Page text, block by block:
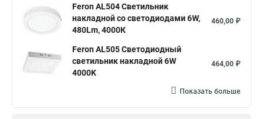
Feron AL504 Светильник
накладной со светодиодами 6W,
480Lm, 4000К
460,00 ₽
Feron AL505 Светодиодный
светильник накладной 6W
4000K
464,00 ₽
Показать больше